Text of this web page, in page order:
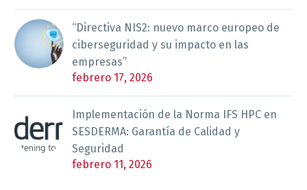
“Directiva NIS2: nuevo marco europeo de
ciberseguridad y su impacto en las
empresas”
febrero 17, 2026
Implementación de la Norma IFS HPC en
SESDERMA: Garantía de Calidad y
Seguridad
febrero 11, 2026